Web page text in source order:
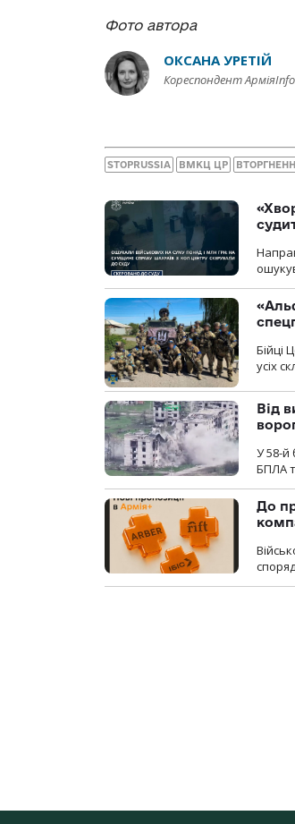
Фото автора
ОКСАНА УРЕТІЙ
Кореспондент
STOPRUSSIA ВМКЦ ЦР
Бійці
усіх
Від
У 58-й
БПЛА
До